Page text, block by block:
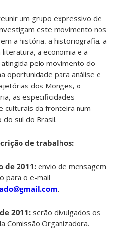
um grupo expressivo de
este movimento nos
a história, a historiografia, a
literatura, a economia e a
pelo movimento do
oportunidade para análise e
dos Monges, o
as especificidades
culturais da fronteira num
sul do Brasil.
de trabalhos:
de 2011: envio de mensagem
para o e-mail
.
2011: serão divulgados os
Comissão Organizadora.